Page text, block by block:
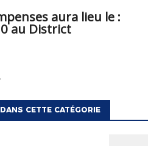
aura lieu le :
au District
CETTE CATÉGORIE